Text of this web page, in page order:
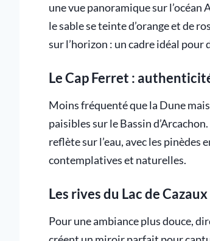
une vue panoramique sur l’océan
le sable se teinte d’orange et de
sur l’horizon : un cadre idéal
Le Cap Ferret :
Moins fréquenté que la Dune
paisibles sur le Bassin
reflète sur l’eau, avec les pinèdes
contemplatives et naturelles.
Les rives du Lac de Cazaux
Pour une ambiance plus douce,